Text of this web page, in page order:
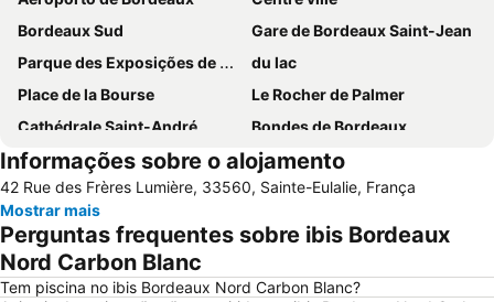
Bordeaux Sud
Gare de Bordeaux Saint-Jean
Parque des Exposições de Bordeaux-Lac
du lac
Place de la Bourse
Le Rocher de Palmer
Cathédrale Saint-André
Bondes de Bordeaux
Musée du Vin et du Négoce - Cellier des Chartrons
Parque Floral de Bordeaux-Lac
Place des Quinconces
Rue Sainte-Catherine
Stade Chaban-Delmas
Bordeaux Maritime
Bois de Bordeaux
Grand Parc - Paul Doumer
CITY TOUR in an open top bus
Informações sobre o alojamento
42 Rue des Frères Lumière, 33560, Sainte-Eulalie, França
Mostrar mais
Perguntas frequentes sobre ibis Bordeaux
Nord Carbon Blanc
Tem piscina no ibis Bordeaux Nord Carbon Blanc?